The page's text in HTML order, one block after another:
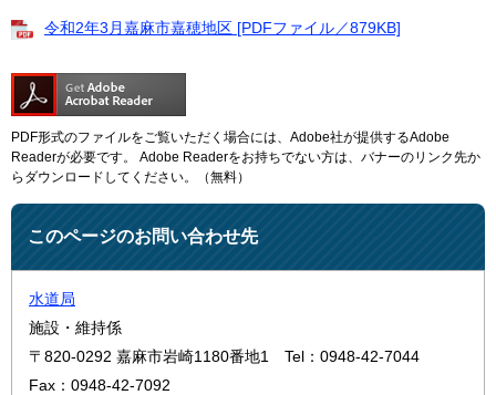
令和2年3月嘉麻市嘉穂地区 [PDFファイル／879KB]
PDF形式のファイルをご覧いただく場合には、Adobe社が提供するAdobe
Readerが必要です。
Adobe Readerをお持ちでない方は、バナーのリンク先か
らダウンロードしてください。（無料）
このページのお問い合わせ先
水道局
施設・維持係
〒820-0292 嘉麻市岩崎1180番地1
Tel：0948-42-7044
Fax：0948-42-7092